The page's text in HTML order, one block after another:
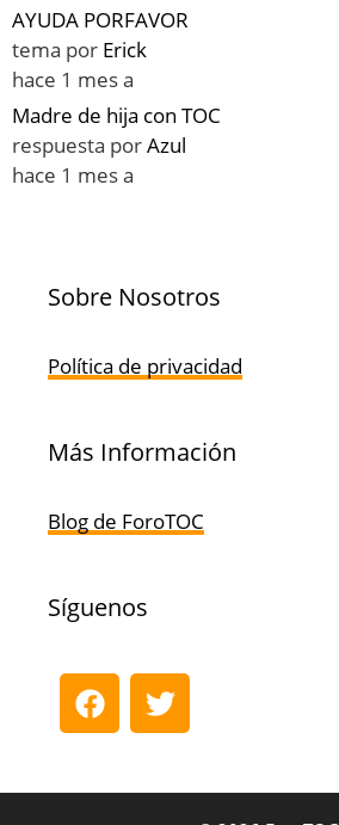
AYUDA PORFAVOR
tema por Erick
hace 1 mes a
Madre de hija con TOC
respuesta porAzul
hace 1 mes a
Sobre Nosotros
Política de privacidad
Más Información
Blog de ForoTOC
Síguenos